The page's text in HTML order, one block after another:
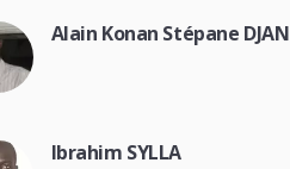
Alain Konan Stépane DJAN
Ibrahim SYLLA